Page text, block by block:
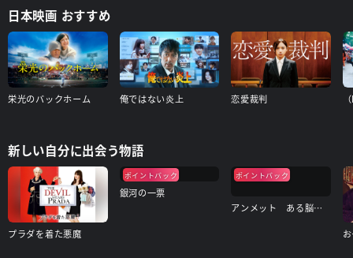
日本映画 おすすめ
栄光のバックホーム 俺ではない炎上 恋愛裁判
新しい自分に出会う物語
プラダを着た悪魔
ポイントバック
銀河の一票
ポイントバック
アンメット ある脳外科医の日記